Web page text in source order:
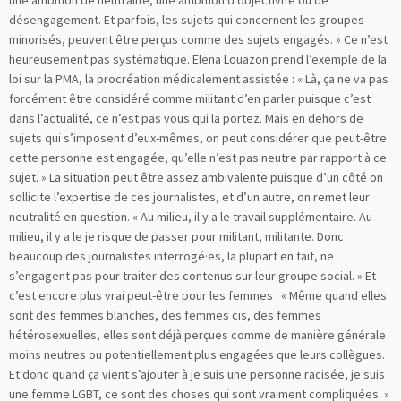
désengagement. Et parfois, les sujets qui concernent les groupes
minorisés, peuvent être perçus comme des sujets engagés. » Ce n’est
heureusement pas systématique. Elena Louazon prend l’exemple de la
loi sur la PMA, la procréation médicalement assistée : « Là, ça ne va pas
forcément être considéré comme militant d’en parler puisque c’est
dans l’actualité, ce n’est pas vous qui la portez. Mais en dehors de
sujets qui s’imposent d’eux-mêmes, on peut considérer que peut-être
cette personne est engagée, qu’elle n’est pas neutre par rapport à ce
sujet. » La situation peut être assez ambivalente puisque d’un côté on
sollicite l’expertise de ces journalistes, et d’un autre, on remet leur
neutralité en question. « Au milieu, il y a le travail supplémentaire. Au
milieu, il y a le je risque de passer pour militant, militante. Donc
beaucoup des journalistes interrogé·es, la plupart en fait, ne
s’engagent pas pour traiter des contenus sur leur groupe social. » Et
c’est encore plus vrai peut-être pour les femmes : « Même quand elles
sont des femmes blanches, des femmes cis, des femmes
hétérosexuelles, elles sont déjà perçues comme de manière générale
moins neutres ou potentiellement plus engagées que leurs collègues.
Et donc quand ça vient s’ajouter à je suis une personne racisée, je suis
une femme LGBT, ce sont des choses qui sont vraiment compliquées. »